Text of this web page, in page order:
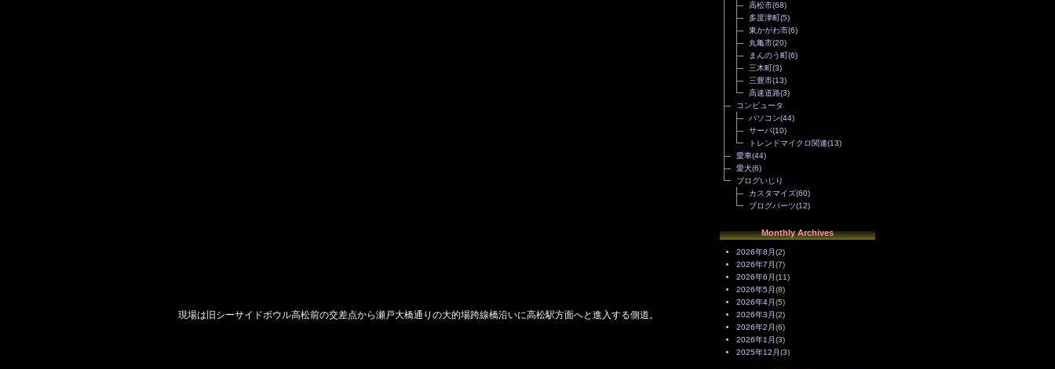
現場は旧シーサイドボウル高松前の交差点から瀬戸大橋通りの大的場跨線橋沿いに高松駅方面へと進入する側道。
高松市(68)
多度津町(5)
東かがわ市(6)
丸亀市(20)
まんのう町(6)
三木町(3)
三豊市(13)
高速道路(3)
コンピュータ
パソコン(44)
サーバ(10)
トレンドマイクロ関連(13)
愛車(44)
愛犬(6)
ブログいじり
カスタマイズ(60)
ブログパーツ(12)
Monthly Archives
2026年8月(2)
2026年7月(7)
2026年6月(11)
2026年5月(8)
2026年4月(5)
2026年3月(2)
2026年2月(6)
2026年1月(3)
2025年12月(3)